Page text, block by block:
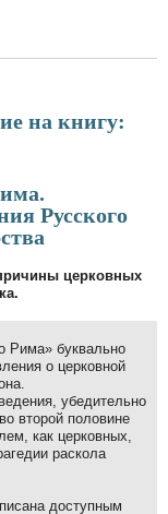
на книгу:
Русского
церковных
Рима» буквально
о церковной
убедительно
второй половине
как церковных,
раскола
доступным